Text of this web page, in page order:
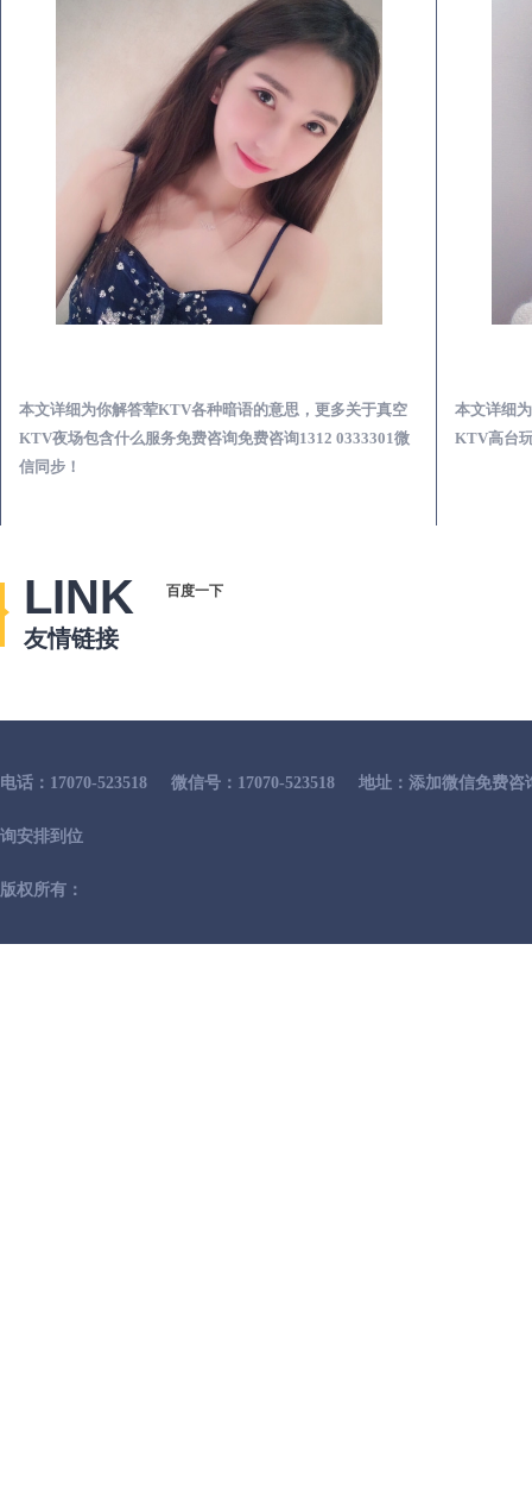
本文详细为你解答荤KTV各种暗语的意思，更多关于真空
KTV夜场包含什么服务免费咨询免费咨询1312 0333301微
信同步！
本文详细
KTV高台
LINK
友情链接
百度一下
电话：17070-523518 微信号：17070-523518 地址：添加微信免费
询安排到位
版权所有：